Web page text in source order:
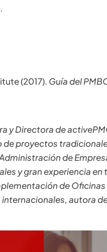
(2017). Guía del
y Directora de
proyectos
de
y gran experiencia
de
autora